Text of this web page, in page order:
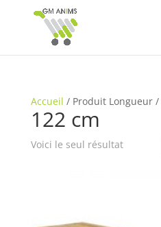
Accueil / Produit Longueur/
122 cm
Voici le seul résultat